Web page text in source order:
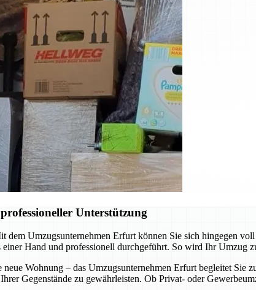
Unterstützung
Umzugsunternehmen Erfurt können Sie sich hingegen
Hand und professionell durchgeführt. So wird Ihr Umzug
Wohnung – das Umzugsunternehmen Erfurt begleitet Sie
Gegenstände zu gewährleisten. Ob Privat- oder